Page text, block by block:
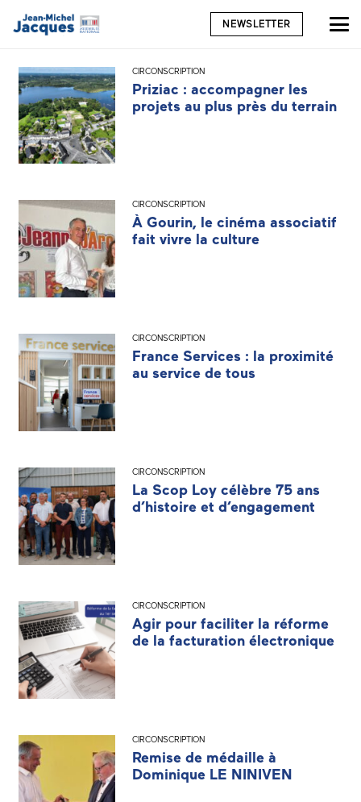
NEWSLETTER
CIRCONSCRIPTION
Priziac : accompagner les
projets au plus près du terrain
CIRCONSCRIPTION
À Gourin, le cinéma associatif
fait vivre la culture
CIRCONSCRIPTION
France Services : la proximité
au service de tous
CIRCONSCRIPTION
La Scop Loy célèbre 75 ans
d’histoire et d’engagement
CIRCONSCRIPTION
Agir pour faciliter la réforme
de la facturation électronique
CIRCONSCRIPTION
Remise de médaille à
Dominique LE NINIVEN